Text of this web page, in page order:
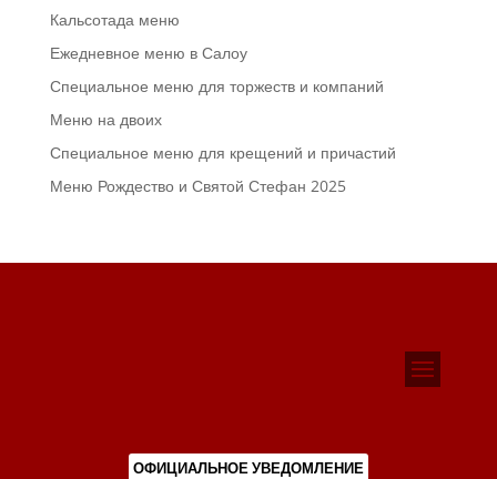
Кальсотада меню
Ежедневное меню в Салоу
Специальное меню для торжеств и компаний
Меню на двоих
Специальное меню для крещений и причастий
Меню Рождество и Святой Стефан 2025
ОФИЦИАЛЬНОЕ УВЕДОМЛЕНИЕ